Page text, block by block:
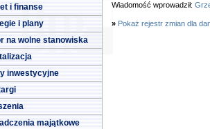
i finanse
i plany
na wolne stanowiska
inwestycyjne
majątkowe
Wiadomość wprowadził:
» Pokaż rejestr zmian dla